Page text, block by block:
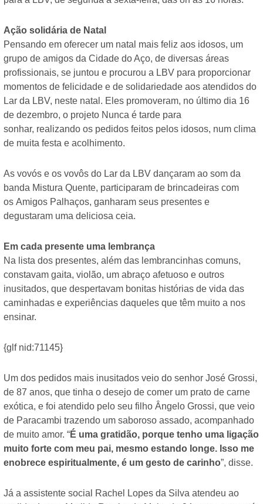
Ação solidária de Natal
Pensando em oferecer um natal mais feliz aos idosos, um
grupo de amigos da Cidade do Aço, de diversas áreas
profissionais, se juntou e procurou a LBV para proporcionar
momentos de felicidade e de solidariedade aos atendidos do
Lar da LBV, neste natal. Eles promoveram, no último dia 16
de dezembro, o projeto Nunca é tarde para
sonhar, realizando os pedidos feitos pelos idosos, num clima
de muita festa e acolhimento.
As vovós e os vovôs do Lar da LBV dançaram ao som da
banda Mistura Quente, participaram de brincadeiras com
os Amigos Palhaços, ganharam seus presentes e
degustaram uma deliciosa ceia.
Em cada presente uma lembrança
Na lista dos presentes, além das lembrancinhas comuns,
constavam gaita, violão, um abraço afetuoso e outros
inusitados, que despertavam bonitas histórias de vida das
caminhadas e experiências daqueles que têm muito a nos
ensinar.
{glf nid:71145}
Um dos pedidos mais inusitados veio do senhor José Grossi,
de 87 anos, que tinha o desejo de comer um prato de carne
exótica, e foi atendido pelo seu filho Ângelo Grossi, que veio
de Paracambi trazendo um saboroso assado, acompanhado
de muito amor. “É uma gratidão, porque tenho uma ligação
muito forte com meu pai, mesmo estando longe. Isso me
enobrece espiritualmente, é um gesto de carinho”, disse.
Já a assistente social Rachel Lopes da Silva atendeu ao